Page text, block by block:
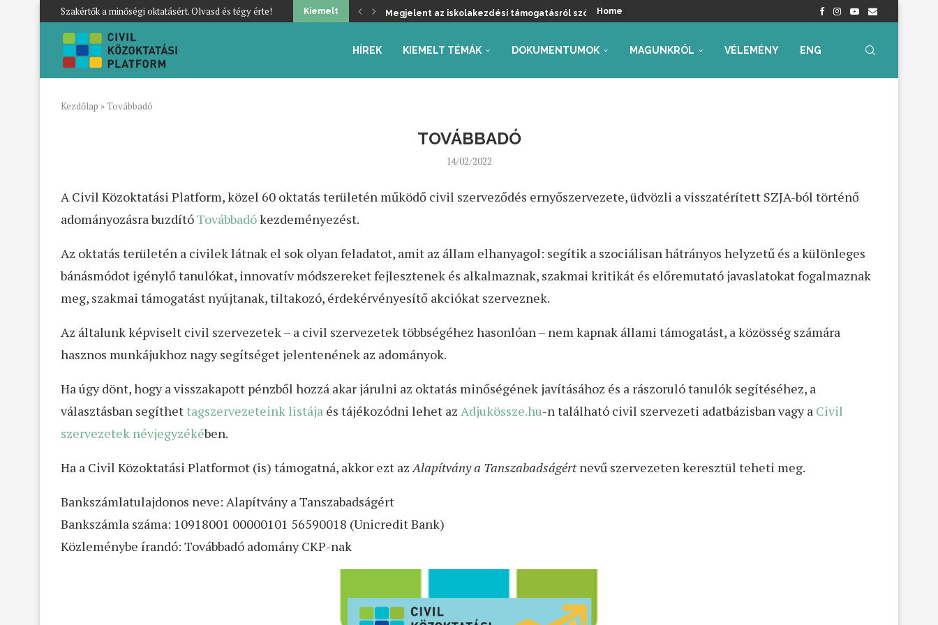
Szakértők a minőségi oktatásért. Olvasd és tégy érte! Kiemelt Megjelent az iskolakezdési támogatásról szóló kormányrendelet – Értékelés...
Home
HÍREK KIEMELT TÉMÁK DOKUMENTUMOK MAGUNKRÓL VÉLEMÉNY ENG
Kezdőlap »Továbbadó
TOVÁBBADÓ
14/02/2022
A Civil Közoktatási Platform, közel 60 oktatás területén működő civil szerveződés ernyőszervezete, üdvözli a visszatérített SZJA-ból történő
adományozásra buzdítóTovábbadókezdeményezést.
Az oktatás területén a civilek látnak el sok olyan feladatot, amit az állam elhanyagol: segítik a szociálisan hátrányos helyzetű és a különleges
bánásmódot igénylő tanulókat, innovatív módszereket fejlesztenek és alkalmaznak, szakmai kritikát és előremutató javaslatokat fogalmaznak
meg, szakmai támogatást nyújtanak, tiltakozó, érdekérvényesítő akciókat szerveznek.
Az általunk képviselt civil szervezetek – a civil szervezetek többségéhez hasonlóan – nem kapnak állami támogatást, a közösség számára
hasznos munkájukhoz nagy segítséget jelentenének az adományok.
Ha úgy dönt, hogy a visszakapott pénzből hozzá akar járulni az oktatás minőségének javításához és a rászoruló tanulók segítéséhez, a
választásban segíthettagszervezeteink listája és tájékozódni lehet az Adjukössze.hu-n található civil szervezeti adatbázisban vagy a Civil
szervezetek névjegyzékében.
Ha a Civil Közoktatási Platformot (is) támogatná, akkor ezt azAlapítvány a Tanszabadságértnevű szervezeten keresztül teheti meg.
Bankszámlatulajdonos neve: Alapítvány a Tanszabadságért
Bankszámla száma: 10918001 00000101 56590018 (Unicredit Bank)
Közleménybe írandó: Továbbadó adomány CKP-nak